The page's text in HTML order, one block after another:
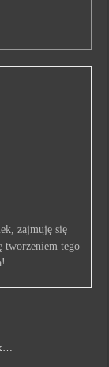
zajmuję się
tworzeniem tego